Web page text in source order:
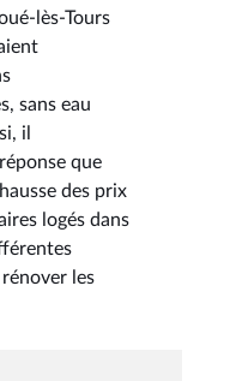
lès-Tours
sans eau
il
que
des prix
logés dans
les